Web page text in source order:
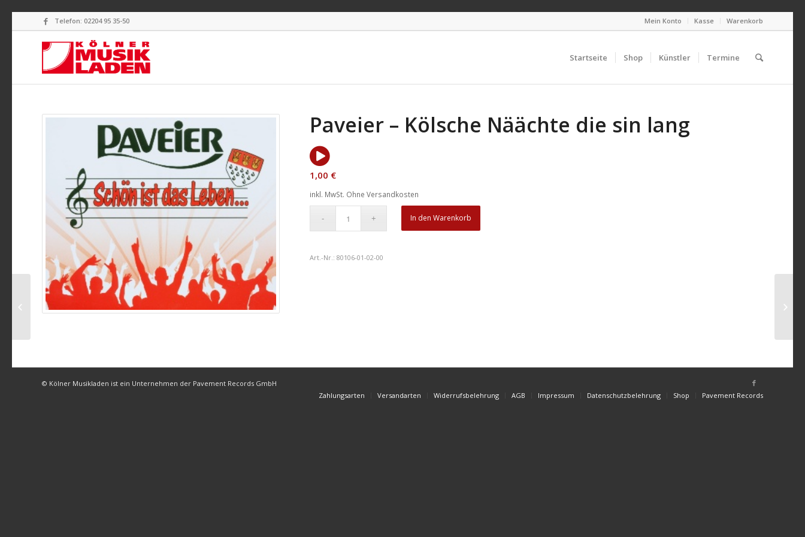
Mein Konto Kasse Warenkorb
Telefon: 02204 95 35-50
Startseite Shop Künstler Termine
Paveier – Kölsche Näächte die sin lang
1,00 €
inkl. MwSt. Ohne Versandkosten
In den Warenkorb
Art.-Nr.:80106-01-02-00
© Kölner Musikladen ist ein Unternehmen der Pavement Records GmbH
Zahlungsarten
Versandarten Widerrufsbelehrung AGB Impressum Datenschutzbelehrung Shop Pavement Records
Die Filue – Papas Furz
(live)